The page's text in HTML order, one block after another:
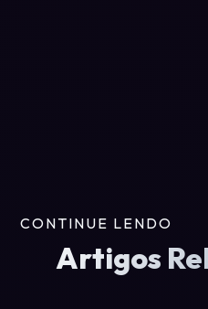
CONTINUE LENDO
Artigos